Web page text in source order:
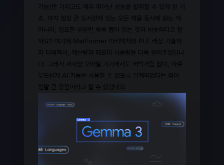
기능)만 가지고도 매우 뛰어난 성능을 발휘할 수 있게 된 거
죠. 마치 엄청 큰 도서관에 있는 모든 책을 동시에 읽는 게
아니라, 필요한 부분만 쏙쏙 뽑아 읽는 것과 비슷하다고 할
까요? 여기에 MatFormer 아키텍처와 PLE 캐싱 기술까
지 더해져서, 계산량과 메모리 사용량을 더욱 줄여주었답니
다. 그래서 저사양 모바일 기기에서도 버벅거림 없이, 아주
부드럽게 AI 기능을 사용할 수 있도록 설계되었다는 점이
정말 큰 장점이라고 할 수 있겠네요.